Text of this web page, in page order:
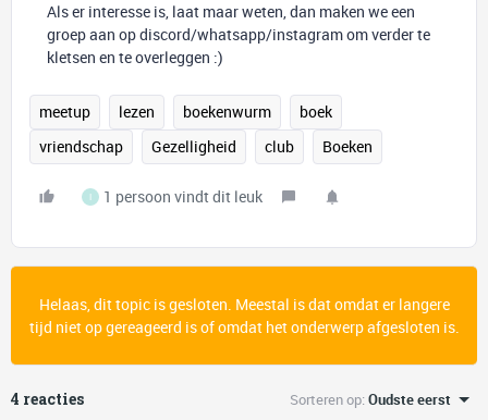
Als er interesse is, laat maar weten, dan maken we een
groep aan op discord/whatsapp/instagram om verder te
kletsen en te overleggen :)
meetup lezen boekenwurm
boek
vriendschap
Gezelligheid club Boeken
I 1 persoon vindt dit leuk
Helaas, dit topic is gesloten. Meestal is dat omdat er langere
tijd niet op gereageerd is of omdat het onderwerp afgesloten is.
4 reacties Sorteren op:Oudste eerst